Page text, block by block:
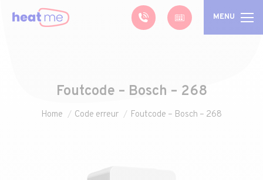
MENU
Foutcode – Bosch – 268
Je bent hier:
Home Code erreur Foutcode – Bosch – 268